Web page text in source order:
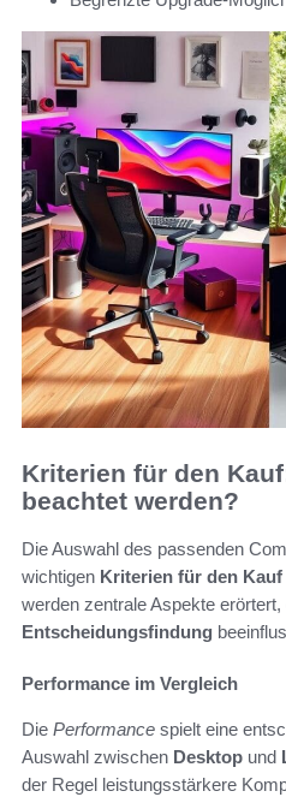
Kriterien für den
beachtet werden?
Die Auswahl des passenden
wichtigen Kriterien für den Kauf
werden zentrale Aspekte erörtert,
Entscheidungsfindung
Performance im Vergleich
Die Performance spielt eine
Auswahl zwischen Desktop und
der Regel leistungsstärkere